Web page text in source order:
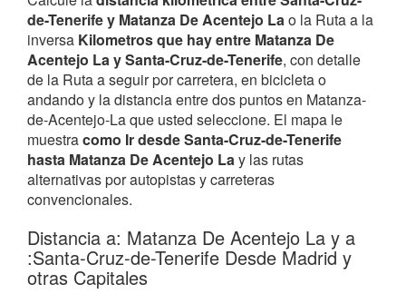
de-Tenerife y Matanza De Acentejo Lao la Ruta a la
inversa Kilometros que hay entre Matanza De
Acentejo La y Santa-Cruz-de-Tenerife, con detalle
de la Ruta a seguir por carretera, en bicicleta o
andando y la distancia entre dos puntos en Matanza-
de-Acentejo-La que usted seleccione. El mapa le
muestracomo Ir desde Santa-Cruz-de-Tenerife
hasta Matanza De Acentejo Lay las rutas
alternativas por autopistas y carreteras
convencionales.
Distancia a: Matanza De Acentejo La y a
:Santa-Cruz-de-Tenerife Desde Madrid y
otras Capitales